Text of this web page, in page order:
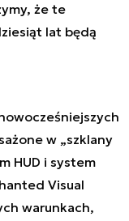
że te
lat będą
w „szklany
HUD i system
Visual
warunkach,